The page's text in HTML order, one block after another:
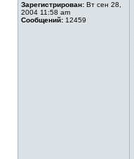
Зарегистрирован: Вт сен 28,
2004 11:58 am
Сообщений: 12459